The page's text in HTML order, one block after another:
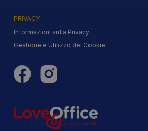
PRIVACY
Informazioni sulla Privacy
Gestione e Utilizzo dei Cookie